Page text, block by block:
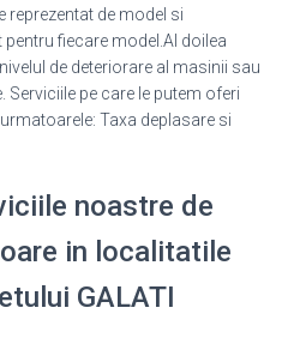
reprezentat de model si
fiecare model.Al doilea
de deteriorare al masinii sau
pe care le putem oferi
Taxa deplasare si
noastre de
in localitatile
GALATI